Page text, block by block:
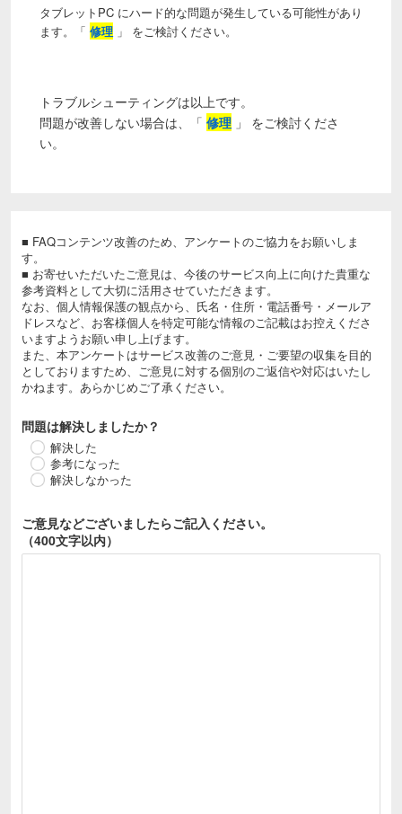
タブレットPC にハード的な問題が発生している可能性があり
ます。「 修理 」 をご検討ください。
トラブルシューティングは以上です。
問題が改善しない場合は、「 修理 」 をご検討くださ
い。
■ FAQコンテンツ改善のため、アンケートのご協力をお願いしま
す。
■ お寄せいただいたご意見は、今後のサービス向上に向けた貴重な
参考資料として大切に活用させていただきます。
なお、個人情報保護の観点から、氏名・住所・電話番号・メールア
ドレスなど、お客様個人を特定可能な情報のご記載はお控えくださ
いますようお願い申し上げます。
また、本アンケートはサービス改善のご意見・ご要望の収集を目的
としておりますため、ご意見に対する個別のご返信や対応はいたし
かねます。あらかじめご了承ください。
問題は解決しましたか？
解決した
参考になった
解決しなかった
ご意見などございましたらご記入ください。
（400文字以内）